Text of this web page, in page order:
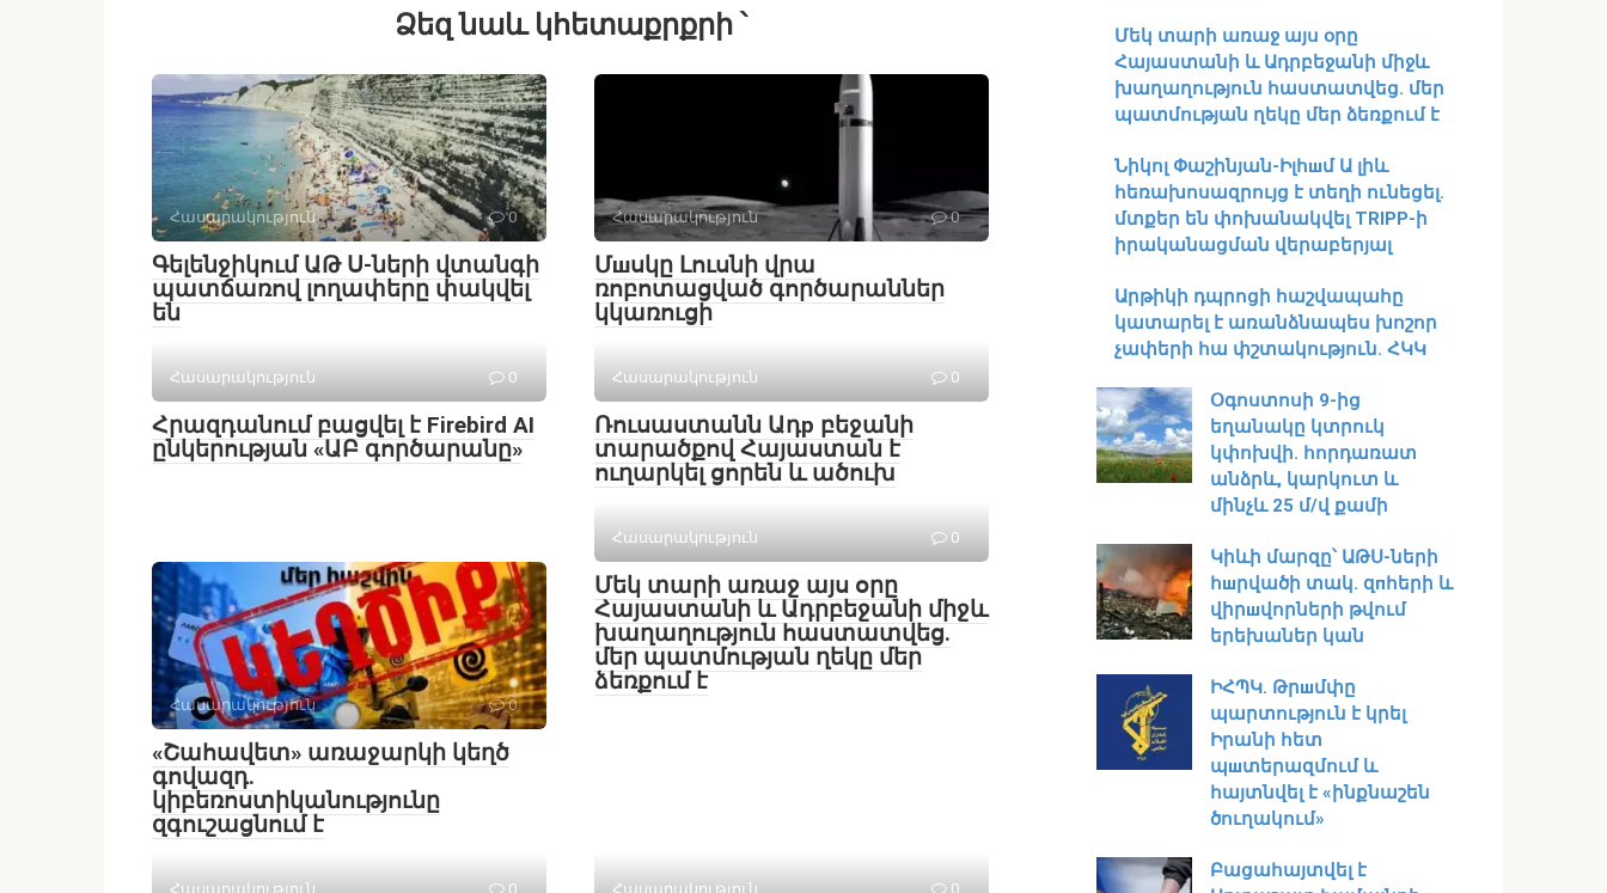
Ձեզ նաև կհետաքրքրի ՝
Հասարակություն 0
Գելենջիկում ԱԹ Ս-ների վտանգի
պատճառով լողափերը փակվել
են
Հասարակություն 0
Մшսկը Լուսնի վրա
ռոբոտացված գործարաններ
կկառուցի
Հասարակություն 0
Հրազդանում բացվել է Firebird AI
ընկերության «ԱԲ գործարանը»
Հասարակություն 0
Ռուսաստանն Ադр բեջանի
տարածքով Հայաստան է
ուղարկել ցորեն և ածուխ
Հասարակություն 0
«Շահավետ» առաջարկի կեղծ
գովազդ.
կիբեռոստիկանությունը
զգուշացնում է
Հասարակություն 0
Մեկ տարի առաջ այս օրը
Հայաստանի և Ադրբեջանի միջև
խաղաղություն հաստատվեց․
մեր պատմության ղեկը մեր
ձեռքում է
Հասարակություն 0 Հասարակություն 0
Մեկ տարի առաջ այս օրը
Հայաստանի և Ադրբեջանի միջև
խաղաղություն հաստատվեց․ մեր
պատմության ղեկը մեր ձեռքում է
Նիկոլ Փաշինյան-Իլհшմ Ա լիև
հեռախոսազրույց է տեղի ունեցել․
մտքեր են փոխանակվել TRIPP-ի
իրականացման վերաբերյալ
Արթիկի դպրոցի հաշվապահը
կատարել է առանձնապես խոշոր
չափերի հա փշտակություն. ՀԿԿ
Օգոստոսի 9-ից
եղանակը կտրուկ
կփոխվի․ հորդառատ
անձրև, կարկուտ և
մինչև 25 մ/վ քամի
Կիևի մարզը՝ ԱԹՍ-ների
հшրվածի տակ․ զпհերի և
վիրшվորների թվում
երեխաներ կան
ԻՀՊԿ․ Թրшմփը
պարտություն է կրել
Իրանի հետ
պшտերազմում և
հայտնվել է «ինքնաշեն
ծուղակում»
Բացահայտվել է